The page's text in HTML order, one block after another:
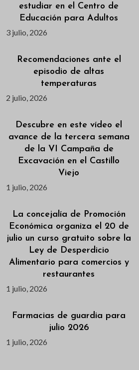
estudiar en el Centro de
Educación para Adultos
3 julio, 2026
Recomendaciones ante el
episodio de altas
temperaturas
2 julio, 2026
Descubre en este vídeo el
avance de la tercera semana
de la VI Campaña de
Excavación en el Castillo
Viejo
1 julio, 2026
La concejalía de Promoción
Económica organiza el 20 de
julio un curso gratuito sobre la
Ley de Desperdicio
Alimentario para comercios y
restaurantes
1 julio, 2026
Farmacias de guardia para
julio 2026
1 julio, 2026